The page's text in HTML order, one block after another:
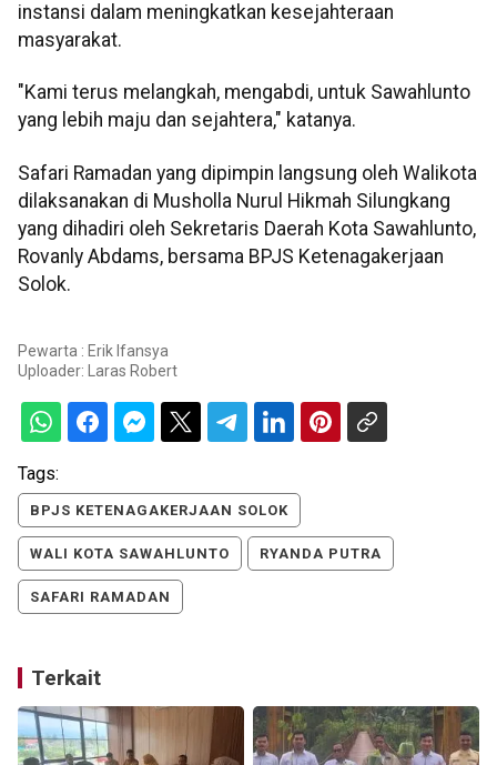
instansi dalam meningkatkan kesejahteraan
masyarakat.
"Kami terus melangkah, mengabdi, untuk Sawahlunto
yang lebih maju dan sejahtera," katanya.
Safari Ramadan yang dipimpin langsung oleh Walikota
dilaksanakan di Musholla Nurul Hikmah Silungkang
yang dihadiri oleh Sekretaris Daerah Kota Sawahlunto,
Rovanly Abdams, bersama BPJS Ketenagakerjaan
Solok.
Pewarta : Erik Ifansya
Uploader: Laras Robert
Tags:
BPJS KETENAGAKERJAAN SOLOK
WALI KOTA SAWAHLUNTO RYANDA PUTRA
SAFARI RAMADAN
Terkait